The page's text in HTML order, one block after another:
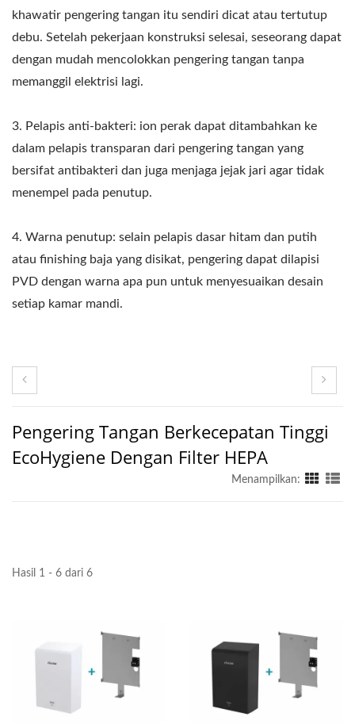
khawatir pengering tangan itu sendiri dicat atau tertutup
debu. Setelah pekerjaan konstruksi selesai, seseorang dapat
dengan mudah mencolokkan pengering tangan tanpa
memanggil elektrisi lagi.
3. Pelapis anti-bakteri: ion perak dapat ditambahkan ke
dalam pelapis transparan dari pengering tangan yang
bersifat antibakteri dan juga menjaga jejak jari agar tidak
menempel pada penutup.
4. Warna penutup: selain pelapis dasar hitam dan putih
atau finishing baja yang disikat, pengering dapat dilapisi
PVD dengan warna apa pun untuk menyesuaikan desain
setiap kamar mandi.
Pengering Tangan Berkecepatan Tinggi
EcoHygiene Dengan Filter HEPA
Menampilkan:
Hasil 1 - 6 dari 6